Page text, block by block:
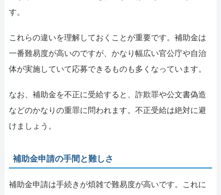
す。
これらの違いを理解しておくことが重要です。補助金は
一番難易度が高いのですが、かなり幅広い官公庁や自治
体が実施していて応募できるものも多くなっています。
なお、補助金を不正に受給すると、詐欺罪や公文書偽造
などのかなりの重罪に問われます。不正受給は絶対に避
けましょう。
補助金申請の手間と難しさ
補助金申請は手続きが煩雑で難易度が高いです。これに